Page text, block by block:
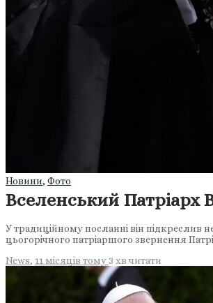
Новини, Фото
Вселенський Патріарх
У традиційному посланні він підкреслив
цьогорічного патріаршого звернення
News, 11 місяців тому3 хв читати